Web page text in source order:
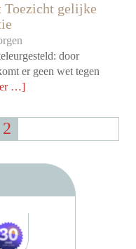
Toezicht gelijke
door
er geen wet tegen
…]
2